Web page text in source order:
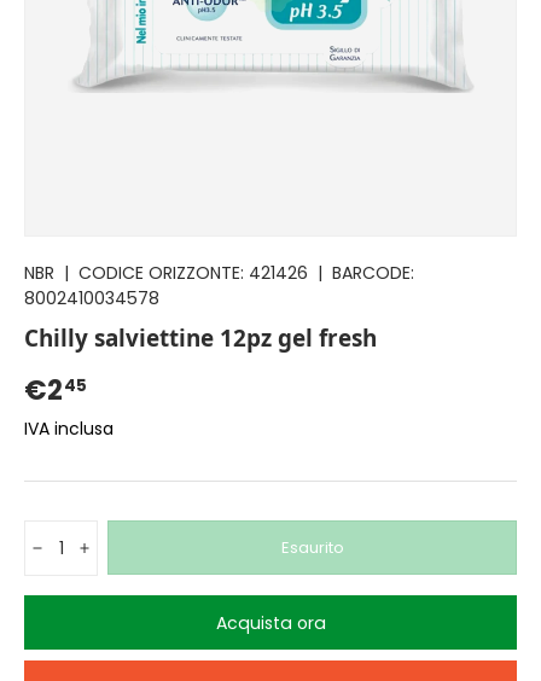
NBR | CODICE ORIZZONTE: 421426 | BARCODE:
8002410034578
Chilly salviettine 12pz gel fresh
€245
IVA inclusa
-
+ Esaurito
Acquista ora